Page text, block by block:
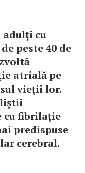
adulţi cu
peste 40 de
atrială pe
vieţii lor.
cu fibrilaţie
predispuse
cerebral.